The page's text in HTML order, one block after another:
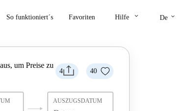
So funktioniert´s Favoriten Hilfe keyboard_arrow_down De keyboard_arrow_down
4 40
um Preise zu
AUSZUGSDATUM